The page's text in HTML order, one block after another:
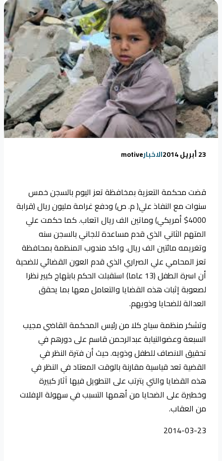
23 أبريل 2014 الاخبارmotive
قضت محكمة التعزية بمخافظة تعز اليوم بالسجن خمس
سنوات مع النفاذ علي( م. ص) ودفع غرامة مليون ريال (قرابة
4000$ أمريكي) وماتين الف ريال اتعاب. كما حكمت علي
المتهم الثاني الذي قدم مساعدة للجاني بالسجن سنه
وتغريمه مائتين الف ريال. واكد مندوب المنظمة بمحافظة
تعز المحامي علي الصراري الذي قدم العون القضائي للضحية
أن اسرة الطفل (13 عاما) استقبلت الحكم بابتهاج كبير نظرا
لصعوبة إثبات هذه القضايا والتعامل معها بما يحقق
العدالة للضحايا وذويهم.
وتشكر منظمة سياج كلا من رئيس المحكمة القاضي مجيب
السبعة وعضوالنيابة عبدالرحمن قاسم على دورهم في
تحقيق الانصاف للطفل وذويه. حيث أن فترة النظر في
القضية تعد قياسية مقارنة بالوقت المعتاد في النظر في
هذه القضايا والتي يترتب على التطويل فيها آثار كبيرة
وخطيرة على الضحايا من أهمها التسبب في سهولة الإفلات
من العقاب.
2014-03-23